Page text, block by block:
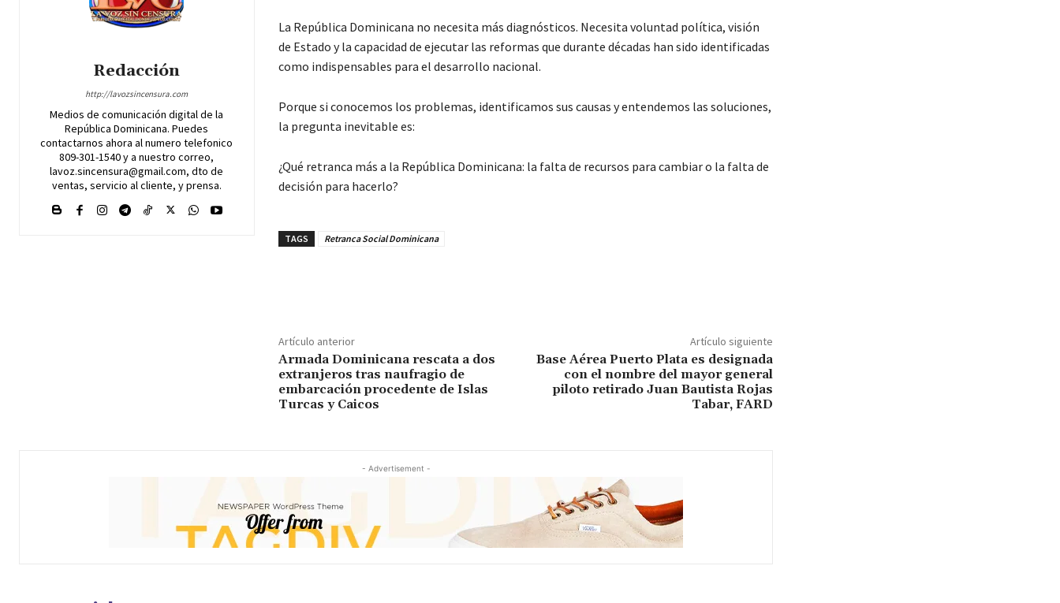
Redacción
http://lavozsincensura.com
Medios de comunicación digital de la
República Dominicana. Puedes
contactarnos ahora al numero telefonico
809-301-1540 y a nuestro correo,
lavoz.sincensura@gmail.com, dto de
ventas, servicio al cliente, y prensa.
La República Dominicana no necesita más diagnósticos. Necesita voluntad política, visión
de Estado y la capacidad de ejecutar las reformas que durante décadas han sido identificadas
como indispensables para el desarrollo nacional.
Porque si conocemos los problemas, identificamos sus causas y entendemos las soluciones,
la pregunta inevitable es:
¿Qué retranca más a la República Dominicana: la falta de recursos para cambiar o la falta de
decisión para hacerlo?
TAGS Retranca Social Dominicana
Artículo anterior
Armada Dominicana rescata a dos
extranjeros tras naufragio de
embarcación procedente de Islas
Turcas y Caicos
Artículo siguiente
Base Aérea Puerto Plata es designada
con el nombre del mayor general
piloto retirado Juan Bautista Rojas
Tabar, FARD
- Advertisement -